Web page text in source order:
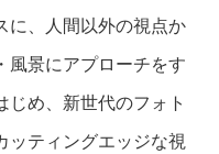
に、人間以外の視点か
風景にアプローチをす
じめ、新世代のフォト
ッティングエッジな視